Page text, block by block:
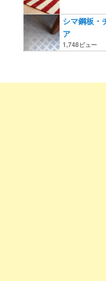
シマ鋼板・
ア
1,748ビュー